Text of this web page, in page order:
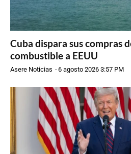
Cuba dispara sus compras
combustible a EEUU
Asere Noticias -6 agosto 2026 3:57 PM